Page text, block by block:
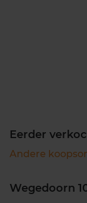
Eerder
Andere
Wegedoorn